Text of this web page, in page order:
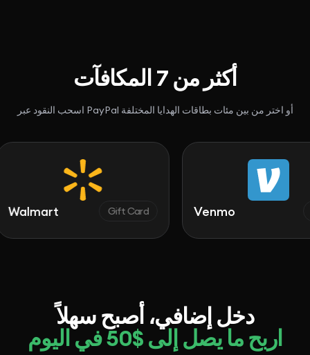
أكثر من 7 المكافآت
اسحب النقود عبر PayPal أو اختر من بين مئات بطاقات الهدايا المختلفة
Gift Card Venmo
دخل إضافي، أصبح سهلاً
اربح ما يصل إلى $50 في اليوم